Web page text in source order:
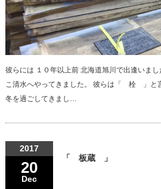
彼らには １０年以上前 北海道旭川で出逢いま
こ清水へやってきました。 彼らは「 栓 」と
冬を過ごしてきまし…
2017
20
Dec
「 板蔵 」